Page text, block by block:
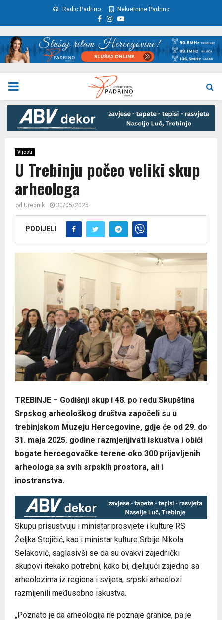
Radio Padrino Nekretnine Padrino
Facebook
Instagram
Youtube
PRIMARY
MENU
Vijesti
U Trebinju počeo veliki skup
arheologa
od Urednik 30/05/2025
PODIJELI
TREBINJE – Godišnji skup i 48. po redu Skupština
Srpskog arheološkog društva započeli su u
trebinjskom Muzeju Hercegovine, gdje će od 29. do
31. maja 2025. godine razmjenjivati iskustva i obići
bogate hercegovačke terene oko 300 prijavljenih
arheologa sa svih srpskih prostora, ali i
inostranstva.
Skupu prisustvuju i ministar prosvjete i kulture RS
Željka Stojičić, kao i ministar kulture Srbije Nikola
Selaković, saglasivši se da su ovakvi zajednički
skupovi itekako potrebni, kako bi, djelujući zajedno sa
arheolozima iz regiona i svijeta, srpski arheolozi
razmijenili međusobno iskustva.
„Poznato je da arheologija ne poznaje granice, pa je